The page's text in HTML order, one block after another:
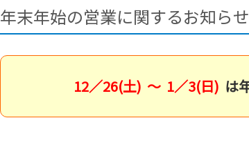
年末年始の営業に関するお知らせ
12／26(土) ～ 1／3(日) は